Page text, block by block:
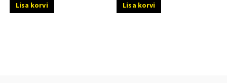
Lisa korvi Lisa korvi